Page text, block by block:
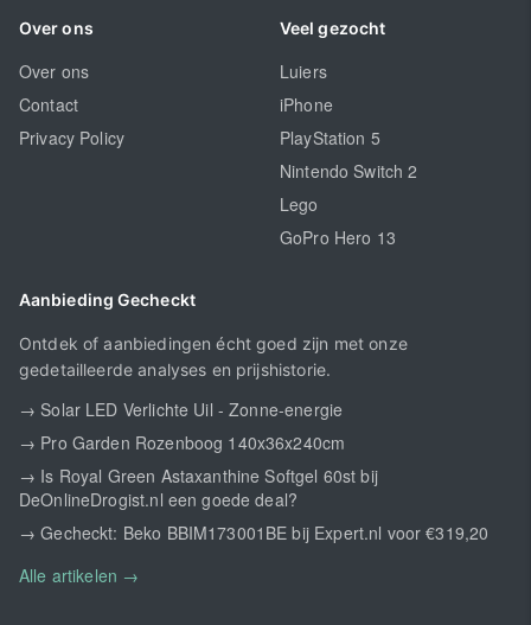
Over ons
Over ons
Contact
Privacy Policy
Veel gezocht
Luiers
iPhone
PlayStation 5
Nintendo Switch 2
Lego
GoPro Hero 13
Aanbieding Gecheckt
Ontdek of aanbiedingen écht goed zijn met onze
gedetailleerde analyses en prijshistorie.
→ Solar LED Verlichte Uil - Zonne-energie
→ Pro Garden Rozenboog 140x36x240cm
→ Is Royal Green Astaxanthine Softgel 60st bij
DeOnlineDrogist.nl een goede deal?
→ Gecheckt: Beko BBIM173001BE bij Expert.nl voor €319,20
Alle artikelen →